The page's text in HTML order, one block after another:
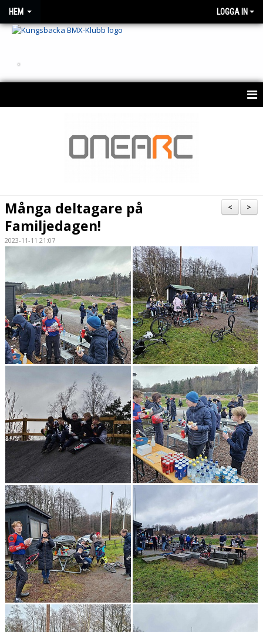
HEM LOGGA IN
.
KALENDER 2026
BESTÄLLNING AV KLUBBTRÖJA
SKAFFA CYKELLICENS
SPORTSTIMING- TÄVLINGSKALENDER/ANMÄLAN
>
<
Många deltagare på
Familjedagen!
2023-11-11 21:07